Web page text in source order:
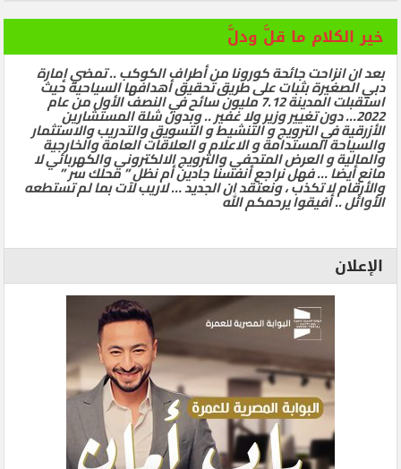
خير الكلام ما قلَّ ودلَّ
بعد ان انزاحت جائحة كورونا من أطراف الكوكب .. تمضي إمارة
دبي الصغيرة بثبات على طريق تحقيق أهدافها السياحية حيث
استقبلت المدينة 7.12 مليون سائح في النصف الأول من عام
2022… دون تغيير وزير ولا غفير .. وبدون شلة المستشارين
الأزرقية في الترويج و التنشيط و التسويق والتدريب والاستثمار
والسياحة المستدامة و الاعلام و العلاقات العامة والخارجية
والمالية و العرض المتحفي والترويج الالكتروني والكهربائي لا
مانع أيضا … فهل نراجع أنفسنا جادين أم نظل ” محلك سر ”
والأرقام لا تكذب ، ونعتقد ان الجديد … لاريب لآت بما لم تستطعه
الأوائل .. أفيقوا يرحمكم الله
الإعلان